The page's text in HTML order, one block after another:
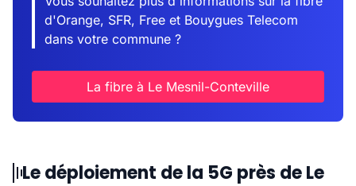
d'Orange, SFR, Free et Bouygues Telecom
dans votre commune ?
La fibre à Le Mesnil-Conteville
Le déploiement de la 5G près de Le